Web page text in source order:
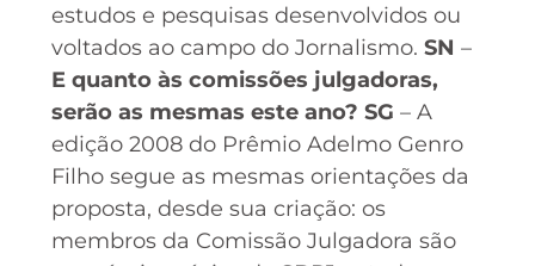
estudos e pesquisas desenvolvidos ou
voltados ao campo do Jornalismo. SN –
E quanto às comissões julgadoras,
serão as mesmas este ano? SG – A
edição 2008 do Prêmio Adelmo Genro
Filho segue as mesmas orientações da
proposta, desde sua criação: os
membros da Comissão Julgadora são